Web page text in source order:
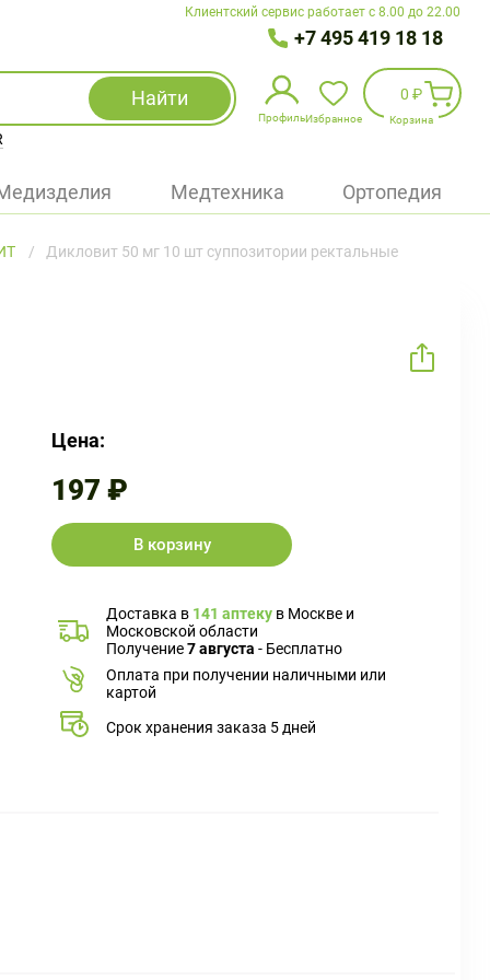
Клиентский сервис работает с 8.00 до 22.00
+7 495 419 18 18
Найти
Профиль
Избранное
Войти
Избранное
0 ₽
Корзина
Медтехника Ортопедия
Дикловит 50 мг 10 шт суппозитории ректальные
Цена:
197 ₽
В корзину
Доставка в 141 аптеку в Москве и
Московской области
Получение7 августа - Бесплатно
Оплата при получении наличными или
картой
Срок хранения заказа 5 дней